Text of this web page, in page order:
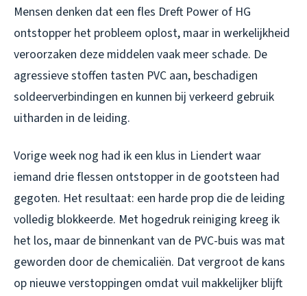
Mensen denken dat een fles Dreft Power of HG
ontstopper het probleem oplost, maar in werkelijkheid
veroorzaken deze middelen vaak meer schade. De
agressieve stoffen tasten PVC aan, beschadigen
soldeerverbindingen en kunnen bij verkeerd gebruik
uitharden in de leiding.
Vorige week nog had ik een klus in Liendert waar
iemand drie flessen ontstopper in de gootsteen had
gegoten. Het resultaat: een harde prop die de leiding
volledig blokkeerde. Met hogedruk reiniging kreeg ik
het los, maar de binnenkant van de PVC-buis was mat
geworden door de chemicaliën. Dat vergroot de kans
op nieuwe verstoppingen omdat vuil makkelijker blijft